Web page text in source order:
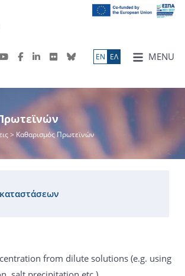
MENU
ΕN ΕΛ
> Καθαρισμός Πρωτεϊνών
from dilute solutions (e.g. using